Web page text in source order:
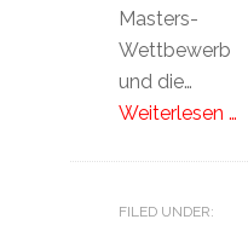
Masters-
Wettbewerb
und die…
Weiterlesen …
FILED UNDER: